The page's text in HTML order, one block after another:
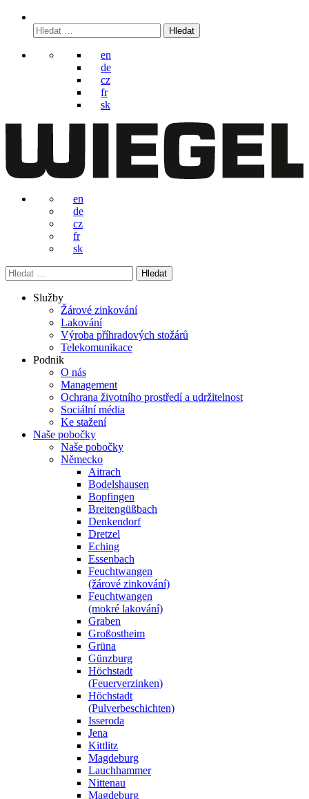
Vyhledávání
en
de
cz
fr
sk
en
de
cz
fr
sk
Vyhledávání
Služby
Žárové zinkování
Lakování
Výroba příhradových stožárů
Telekomunikace
Podnik
O nás
Management
Ochrana životního prostředí a udržitelnost
Sociální média
Ke stažení
Naše pobočky
Naše pobočky
Německo
Aitrach
Bodelshausen
Bopfingen
Breitengüßbach
Denkendorf
Dretzel
Eching
Essenbach
Feuchtwangen
(žárové zinkování)
Feuchtwangen
(mokré lakování)
Graben
Großostheim
Grüna
Günzburg
Höchstadt
(Feuerverzinken)
Höchstadt
(Pulverbeschichten)
Isseroda
Jena
Kittlitz
Magdeburg
Lauchhammer
Nittenau
Magdeburg